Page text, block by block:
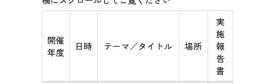
開催
年度
日時 テーマ／タイトル 場所
実
施
報
告
書